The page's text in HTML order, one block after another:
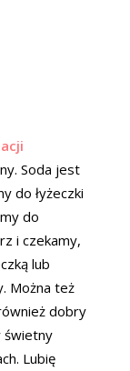
Soda jest
do łyżeczki
do
i czekamy,
lub
Można też
dobry
świetny
Lubię